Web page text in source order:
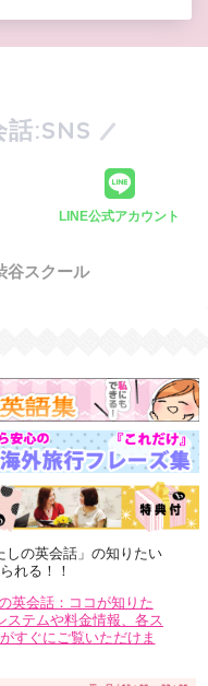
:SNS
LINE公式アカウント
スクール
しの英会話」の知りたい
れる！！
英会話：ココが知りた
ステムや料金情報、各ス
すぐにご覧いただけま